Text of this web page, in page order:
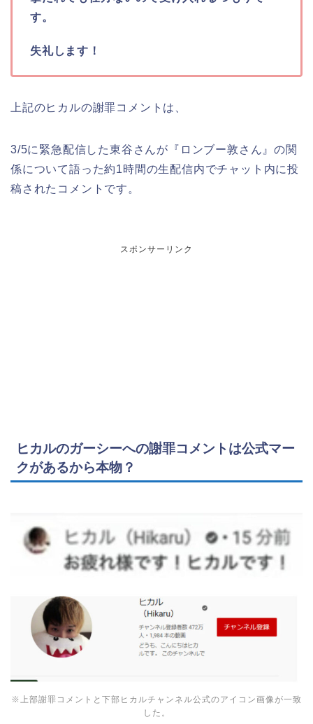
す。
失礼します！
上記のヒカルの謝罪コメントは、
3/5に緊急配信した東谷さんが『ロンブー敦さん』の関
係について語った約1時間の生配信内でチャット内に投
稿されたコメントです。
スポンサーリンク
ヒカルのガーシーへの謝罪コメントは公式マー
クがあるから本物？
※上部謝罪コメントと下部ヒカルチャンネル公式のアイコン画像が一致
した。